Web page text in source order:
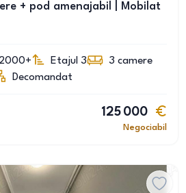
+ pod amenajabil | Mobilat
2000+ Etajul 3 3 camere
Decomandat
125 000
Negociabil